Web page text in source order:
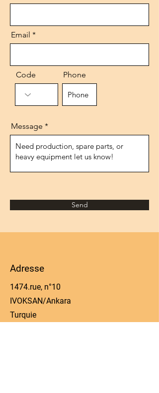
Email
Code Phone
Message
Send
Adresse
1474.rue, n°10
IVOKSAN/Ankara
Turquie